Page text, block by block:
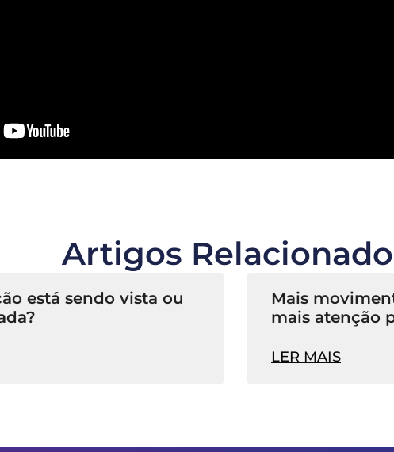
Artigos
está sendo vista ou
Mais
mais atenção
LER MAIS